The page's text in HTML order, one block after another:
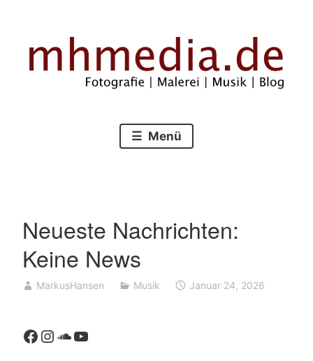
springen
mhmedia.de
Menü
Neueste Nachrichten:
Keine News
MarkusHansen Musik Januar 24, 2026
Facebook
Instagram
SoundCloud
YouTube